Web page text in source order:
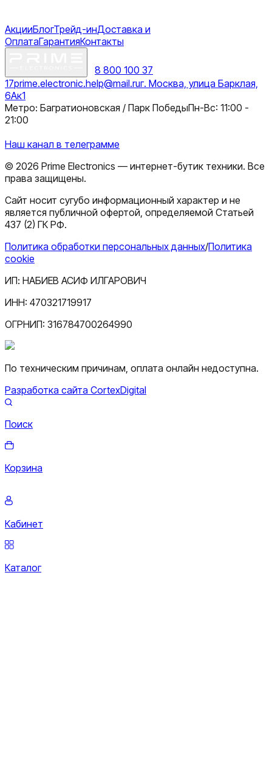
АкцииБлогТрейд-инДоставка и
ОплатаГарантияКонтакты
8 800 100 37
17prime.electronic.help@mail.ruг. Москва, улица Барклая,
6Ак1
Метро: Багратионовская / Парк ПобедыПн-Вс: 11:00 -
21:00
Наш канал в телеграмме
© 2026 Prime Electronics — интернет-бутик техники. Все
права защищены.
Сайт носит сугубо информационный характер и не
является публичной офертой, определяемой Статьей
437 (2) ГК РФ.
Политика обработки персональных данных/Политика
cookie
ИП: НАБИЕВ АСИФ ИЛГАРОВИЧ
ИНН: 470321719917
ОГРНИП: 316784700264990
По техническим причинам, оплата онлайн недоступна.
Разработка сайта CortexDigital
Поиск
Корзина
Кабинет
Каталог